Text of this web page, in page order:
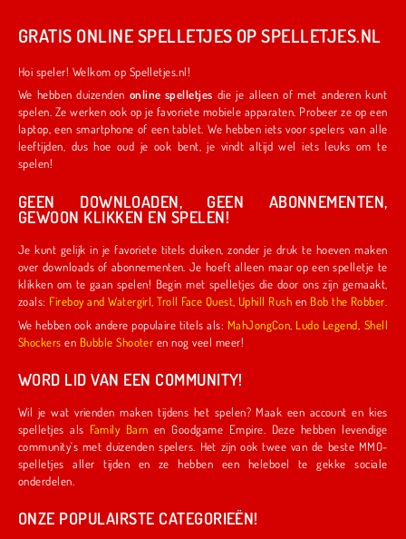
GRATIS ONLINE SPELLETJES OP SPELLETJES.NL
Hoi speler! Welkom op Spelletjes.nl!
We hebben duizenden online spelletjes die je alleen of met anderen kunt
spelen. Ze werken ook op je favoriete mobiele apparaten. Probeer ze op een
laptop, een smartphone of een tablet. We hebben iets voor spelers van alle
leeftijden, dus hoe oud je ook bent, je vindt altijd wel iets leuks om te
spelen!
GEEN DOWNLOADEN, GEEN ABONNEMENTEN,
GEWOON KLIKKEN EN SPELEN!
Je kunt gelijk in je favoriete titels duiken, zonder je druk te hoeven maken
over downloads of abonnementen. Je hoeft alleen maar op een spelletje te
klikken om te gaan spelen! Begin met spelletjes die door ons zijn gemaakt,
zoals:
Fireboy and Watergirl ,Troll Face Quest Uphill Rush en Bob the Robber
We hebben ook andere populaire titels als: MahJongCon Ludo Legend Shell
Shockers en Bubble Shooter en nog veel meer!
WORD LID VAN EEN COMMUNITY!
Wil je wat vrienden maken tijdens het spelen? Maak een account en kies
spelletjes als
Family Barn en Goodgame Empire. Deze hebben levendige
community's met duizenden spelers. Het zijn ook twee van de beste MMO-
spelletjes aller tijden en ze hebben een heleboel te gekke sociale
onderdelen.
ONZE POPULAIRSTE CATEGORIEËN!